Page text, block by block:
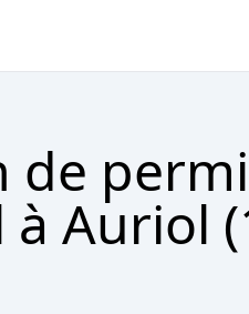
de
Auriol